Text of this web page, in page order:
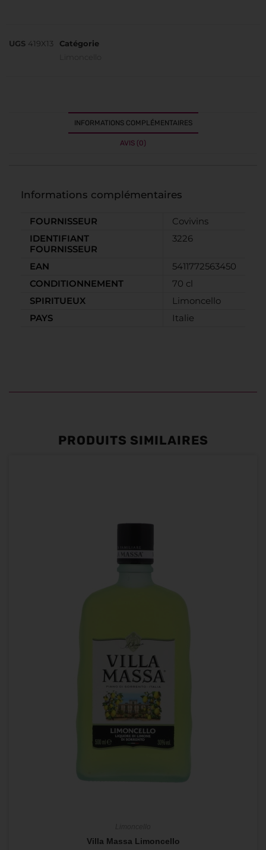
UGS 419X13
Catégorie
INFORMATIONS COMPLÉMENTAIRES
AVIS (0)
Informations complémentaires
FOURNISSEUR
Covivins
IDENTIFIANT
FOURNISSEUR
3226
EAN
5411772563450
CONDITIONNEMENT
70 cl
SPIRITUEUX
Limoncello
PAYS
Italie
PRODUITS SIMILAIRES
Villa Massa Limoncello